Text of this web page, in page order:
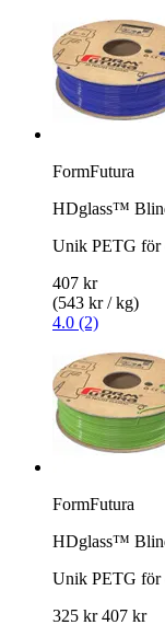
FormFutura
HDglass™
Unik PETG för
407 kr
(543 kr / kg)
4.0 (2)
FormFutura
HDglass™
Unik PETG för
325 kr 407 kr